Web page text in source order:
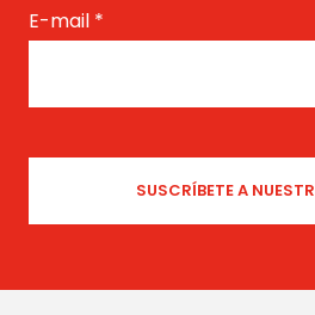
E-mail *